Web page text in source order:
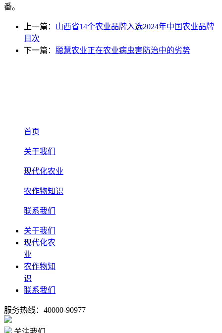
番。
上一篇： 山西省14个农业品牌入选2024年中国农业品牌
目次
下一篇： 聪慧农业正在农业病虫害防治中的劣势
首页
关于我们
现代化农业
农作物知识
联系我们
关于我们
现代化农
业
农作物知
识
联系我们
服务热线：40000-90977